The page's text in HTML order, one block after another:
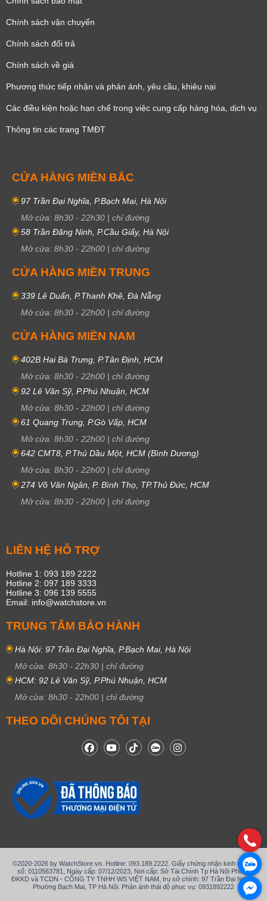
Chính sách vận chuyển
Chính sách đổi trả
Chính sách về giá
Phương thức tiếp nhận và phản ánh, yêu cầu, khiêu nại
Các điều kiện hoặc hạn chế trong việc cung cấp hàng hóa, dịch vụ
Thông tin các trang TMĐT
CỬA HÀNG MIỀN BẮC
97 Trần Đại Nghĩa, P.Bạch Mai, Hà Nội
Mở cửa: 8h30 - 22h30 | chỉ đường
58 Trần Đăng Ninh, P.Cầu Giấy, Hà Nội
Mở cửa: 8h30 - 22h00 | chỉ đường
CỬA HÀNG MIỀN TRUNG
339 Lê Duẩn, P.Thanh Khê, Đà Nẵng
Mở cửa: 8h30 - 22h00 | chỉ đường
CỬA HÀNG MIỀN NAM
402B Hai Bà Trưng, P.Tân Định, HCM
Mở cửa: 8h30 - 22h00 | chỉ đường
92 Lê Văn Sỹ, P.Phú Nhuận, HCM
Mở cửa: 8h30 - 22h00 | chỉ đường
61 Quang Trung, P.Gò Vấp, HCM
Mở cửa: 8h30 - 22h00 | chỉ đường
642 CMT8, P.Thủ Dầu Một, HCM (Bình Dương)
Mở cửa: 8h30 - 22h00 | chỉ đường
274 Võ Văn Ngân, P. Bình Thọ, TP.Thủ Đức, HCM
Mở cửa: 8h30 - 22h00 | chỉ đường
LIÊN HỆ HỖ TRỢ
Hotline 1: 093 189 2222
Hotline 2: 097 189 3333
Hotline 3: 096 139 5555
Email: info@watchstore.vn
TRUNG TÂM BẢO HÀNH
Hà Nội: 97 Trần Đại Nghĩa, P.Bạch Mai, Hà Nội
Mở cửa: 8h30 - 22h30 | chỉ đường
HCM: 92 Lê Văn Sỹ, P.Phú Nhuận, HCM
Mở cửa: 8h30 - 22h00 | chỉ đường
THEO DÕI CHÚNG TÔI TẠI
©2020-2026 by WatchStore.vn. Hotline: 093.189.2222. Giấy chứng nhận kinh doanh
số: 0110563781, Ngày cấp: 07/12/2023, Nơi cấp: Sở Tài Chính Tp Hà Nội Phòng
ĐKKD và TCDN - CÔNG TY TNHH WS VIỆT NAM, trụ sở chính: 97 Trần Đại Nghĩa,
Phường Bạch Mai, TP Hà Nội. Phản ánh thái độ phục vụ: 0931892222